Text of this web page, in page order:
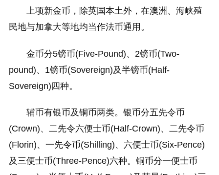
上项新金币，除英国本土外，在澳洲、海峡殖
民地与加拿大等地均当作法币通用。
金币分5镑币(Five-Pound)、2镑币(Two-
pound)、1镑币(Sovereign)及半镑币(Half-
Sovereign)四种。
辅币有银币及铜币两类。银币分五先令币
(Crown)、二先令六便士币(Half-Crown)、二先令币
(Florin)、一先令币(Shilling)、六便士币(Six-Pence)
及三便士币(Three-Pence)六种。铜币分一便士币